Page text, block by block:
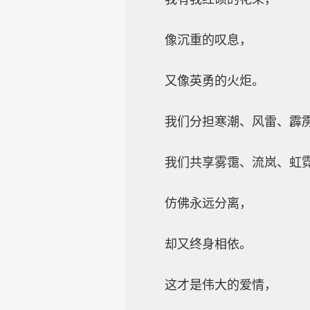
像沉重的叹息，
又像英勇的火炬。
我们分担寒潮、风雷、霹
我们共享雾霭、流岚、虹
仿佛永远分离，
却又终身相依。
这才是伟大的爱情，